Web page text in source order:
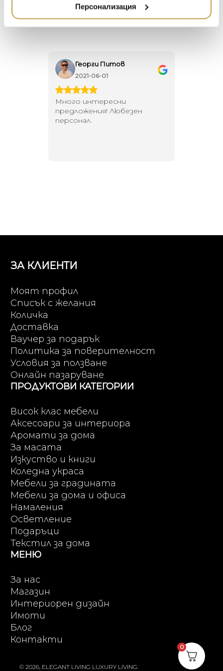
Персонализация
new, extremely effective way.
Георги Питов
2021-06-01
Много интересни
предложения! Любезен
персонал.
ЗА КЛИЕНТИ
Моят профил
Списък с желания
Количка
Доставка
Ваучер за подарък
Политика за поверителност
Условия за ползване
Онлайн пазаруване
ПРОДУКТОВИ КАТЕГОРИИ
Висок клас мебели
Аксесоари за интериора
Аромати за дома
За масата
Изкуство и книги
Коледна украса
Мебели за градината
Мебели за дома и офиса
Намаления
Осветление
Подаръци
Текстил за дома
МЕНЮ
За нас
Магазин
Интериорен дизайн
Имоти
Блог
Контакти
© 2026, ELEGANT LIVING LUXURY LIVING.
ZUIVER
DUTCHBONE
0